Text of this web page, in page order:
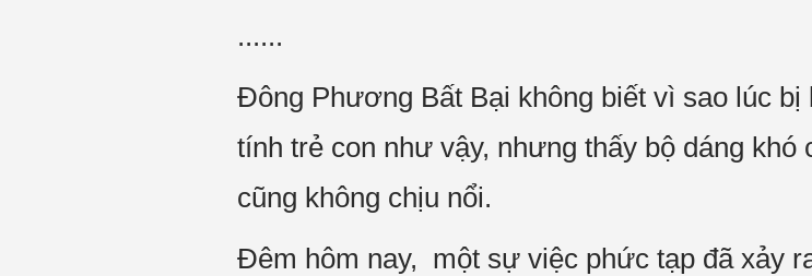
......
Đông Phương Bất Bại không biết vì sao lúc
tính trẻ con như vậy, nhưng thấy bộ dáng
cũng không chịu nổi.
Đêm hôm nay, một sự việc phức tạp đã xảy